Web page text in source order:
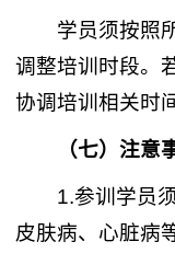
学员须按照
调整培训时段。
协调培训相关时
（七）注意
1.参训学员
皮肤病、心脏病